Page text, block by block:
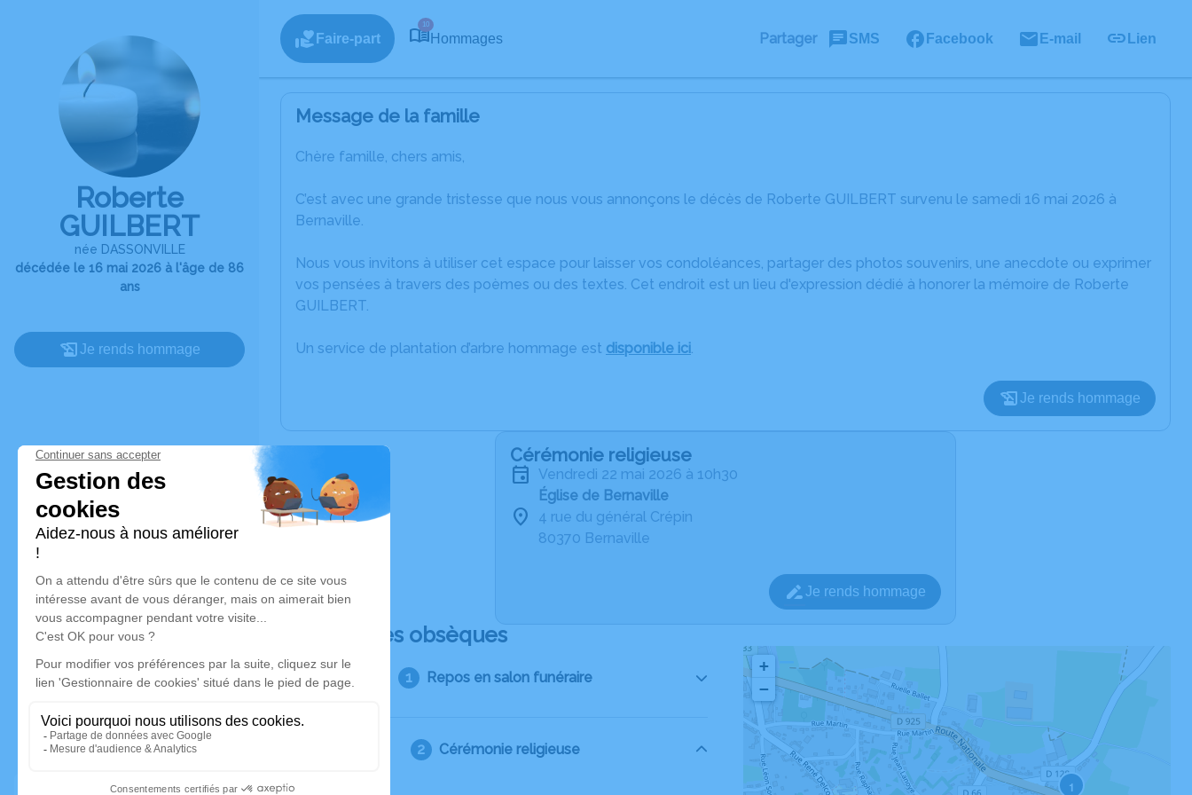
Roberte
GUILBERT
née DASSONVILLE
décédée le 16 mai 2026 à l'âge de 86
ans
Je rends hommage
Faire-part
10
Hommages Partager SMS Facebook E-mail Lien
Message de la famille
Chère famille, chers amis,
C’est avec une grande tristesse que nous vous annonçons le décès de Roberte GUILBERT survenu le samedi 16 mai 2026 à
Bernaville.
Nous vous invitons à utiliser cet espace pour laisser vos condoléances, partager des photos souvenirs, une anecdote ou exprimer
vos pensées à travers des poèmes ou des textes. Cet endroit est un lieu d'expression dédié à honorer la mémoire de Roberte
GUILBERT.
Un service de plantation d’arbre hommage est disponible ici.
Je rends hommage
Cérémonie religieuse
vendredi 22 mai 2026 à 10h30
Église de Bernaville
4 rue du général Crépin
80370 Bernaville
Je rends hommage
Déroulé des obsèques
Repos en salon funéraire
Cérémonie religieuse
1
+
−